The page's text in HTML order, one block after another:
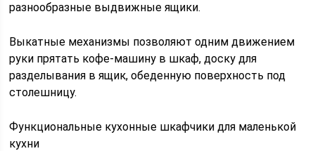
разнообразные выдвижные ящики.
Выкатные механизмы позволяют одним движением
руки прятать кофе-машину в шкаф, доску для
разделывания в ящик, обеденную поверхность под
столешницу.
Функциональные кухонные шкафчики для маленькой
кухни